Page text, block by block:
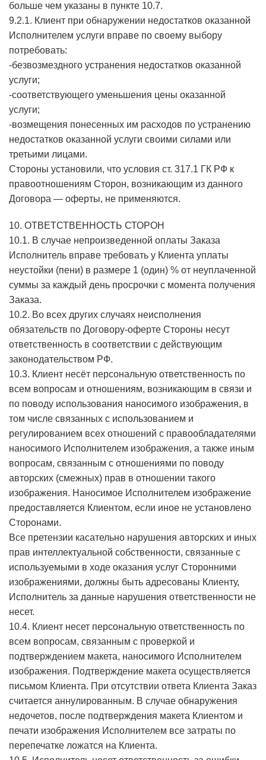
больше чем указаны в пункте 10.7.
9.2.1. Клиент при обнаружении недостатков оказанной
Исполнителем услуги вправе по своему выбору
потребовать:
-безвозмездного устранения недостатков оказанной
услуги;
-соответствующего уменьшения цены оказанной
услуги;
-возмещения понесенных им расходов по устранению
недостатков оказанной услуги своими силами или
третьими лицами.
Стороны установили, что условия ст. 317.1 ГК РФ к
правоотношениям Сторон, возникающим из данного
Договора — оферты, не применяются.
10. ОТВЕТСТВЕННОСТЬ СТОРОН
10.1. В случае непроизведенной оплаты Заказа
Исполнитель вправе требовать у Клиента уплаты
неустойки (пени) в размере 1 (один) % от неуплаченной
суммы за каждый день просрочки с момента получения
Заказа.
10.2. Во всех других случаях неисполнения
обязательств по Договору-оферте Стороны несут
ответственность в соответствии с действующим
законодательством РФ.
10.3. Клиент несёт персональную ответственность по
всем вопросам и отношениям, возникающим в связи и
по поводу использования наносимого изображения, в
том числе связанных с использованием и
регулированием всех отношений с правообладателями
наносимого Исполнителем изображения, а также иным
вопросам, связанным с отношениями по поводу
авторских (смежных) прав в отношении такого
изображения. Наносимое Исполнителем изображение
предоставляется Клиентом, если иное не установлено
Сторонами.
Все претензии касательно нарушения авторских и иных
прав интеллектуальной собственности, связанные с
используемыми в ходе оказания услуг Сторонними
изображениями, должны быть адресованы Клиенту,
Исполнитель за данные нарушения ответственности не
несет.
10.4. Клиент несет персональную ответственность по
всем вопросам, связанным с проверкой и
подтверждением макета, наносимого Исполнителем
изображения. Подтверждение макета осуществляется
письмом Клиента. При отсутствии ответа Клиента Заказ
считается аннулированным. В случае обнаружения
недочетов, после подтверждения макета Клиентом и
печати изображения Исполнителем все затраты по
перепечатке ложатся на Клиента.